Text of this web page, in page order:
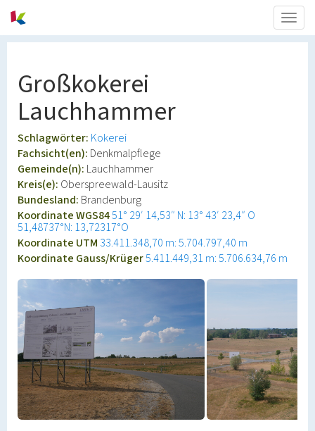
Großkokerei
Lauchhammer
Schlagwörter: Kokerei
Fachsicht(en): Denkmalpflege
Gemeinde(n): Lauchhammer
Kreis(e): Oberspreewald-Lausitz
Bundesland: Brandenburg
Koordinate WGS8451° 29′ 14,53″ N: 13° 43′ 23,4″ O
51,48737°N: 13,72317°O
Koordinate UTM 33.411.348,70 m: 5.704.797,40 m
Koordinate Gauss/Krüger5.411.449,31 m: 5.706.634,76 m